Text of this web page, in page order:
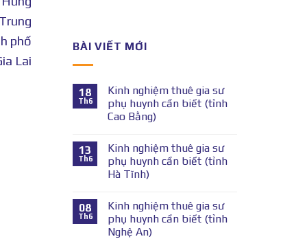
phố
Lai
BÀI VIẾT MỚI
18
Th6
Kinh nghiệm thuê gia sư
phụ huynh cần biết (tỉnh
Cao Bằng)
13
Th6
Kinh nghiệm thuê gia sư
phụ huynh cần biết (tỉnh
Hà Tĩnh)
08
Th6
Kinh nghiệm thuê gia sư
phụ huynh cần biết (tỉnh
Nghệ An)